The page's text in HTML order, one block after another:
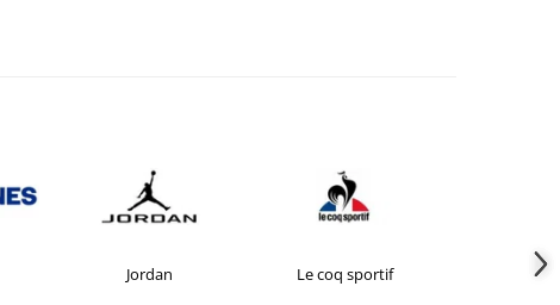
Jordan Le coq sportif New